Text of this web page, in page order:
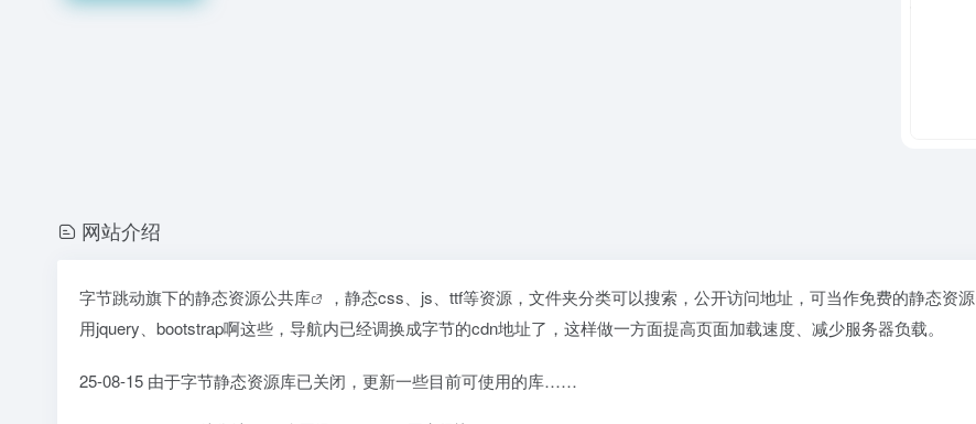
网站介绍
字节跳动旗下的静态资源公共库 ，静态css、js、ttf等资源，文件夹分类可以搜索，公开访问地址，可当作免费的静态资源
用jquery、bootstrap啊这些，导航内已经调换成字节的cdn地址了，这样做一方面提高页面加载速度、减少服务器负载。
25-08-15 由于字节静态资源库已关闭，更新一些目前可使用的库……